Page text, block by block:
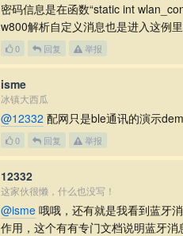
密码信息是在函数“static int
w800解析自定义消息也是进入这例
0 回复 举报
isme
冰镇大西瓜
@12332 配网只是ble通讯的演示
0 回复 举报
12332
这家伙很懒，什么也没写！
@isme 哦哦，还有就是我看到蓝牙
作用，这个有有专门文档说明蓝牙消